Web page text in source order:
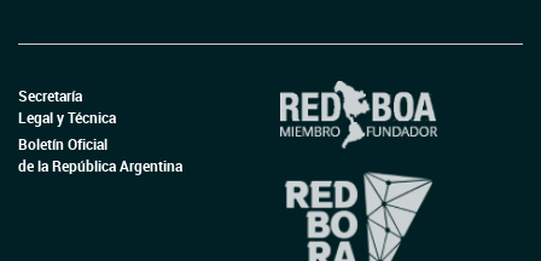
Secretaría
Legal y Técnica
Boletín Oficial
de la República Argentina